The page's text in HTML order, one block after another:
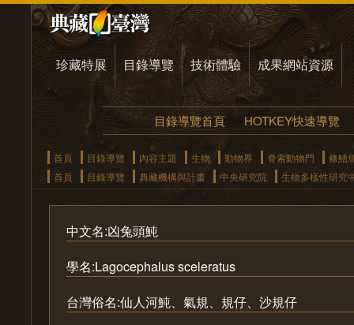
珍藏特展 目錄導覽 技術體驗 成果網站資源
目錄導覽首頁 HOTKEY快速導覽
首頁 目錄導覽 內容主題 生物 動物界 脊索動物門
條鰭
首頁
目錄導覽 典藏機構與計畫 中央研究院 生物多樣性研究
中文名:凶兔頭魨
學名:Lagocephalus sceleratus
台灣俗名:仙人河魨、氣規、規仔、沙規仔